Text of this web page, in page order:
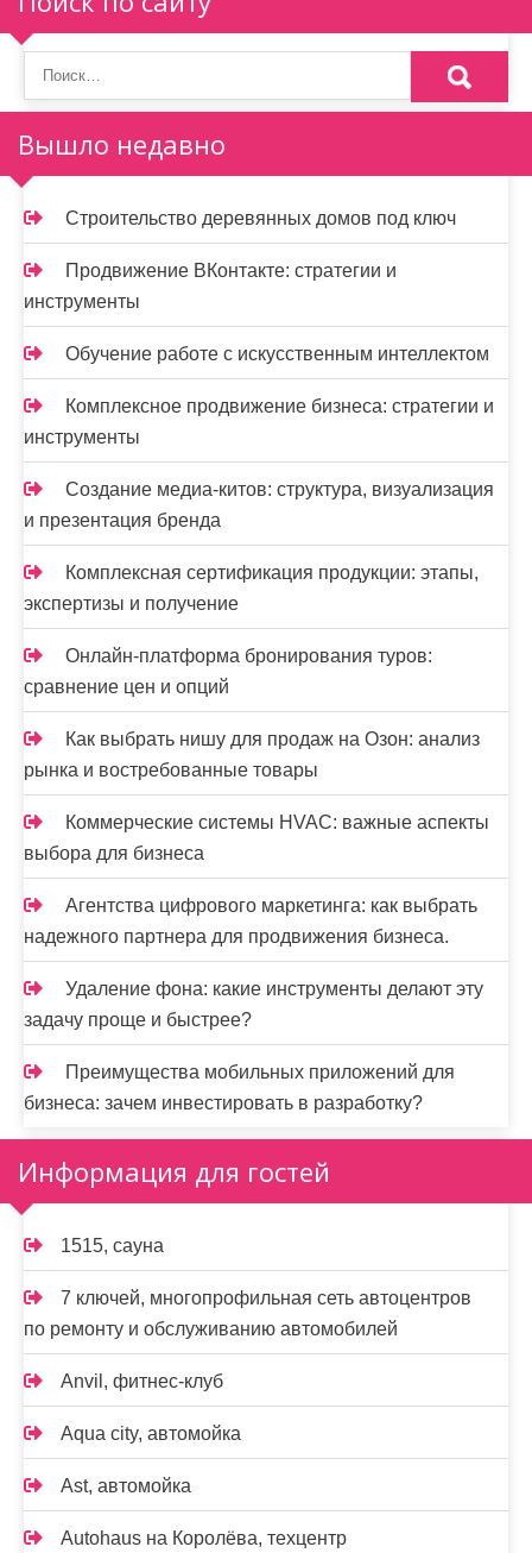
о
з
а
п
и
с
я
м
Вышло недавно
Строительство деревянных домов под ключ
Продвижение ВКонтакте: стратегии и
инструменты
Обучение работе с искусственным интеллектом
Комплексное продвижение бизнеса: стратегии и
инструменты
Создание медиа-китов: структура, визуализация
и презентация бренда
Комплексная сертификация продукции: этапы,
экспертизы и получение
Онлайн-платформа бронирования туров:
сравнение цен и опций
Как выбрать нишу для продаж на Озон: анализ
рынка и востребованные товары
Коммерческие системы HVAC: важные аспекты
выбора для бизнеса
Агентства цифрового маркетинга: как выбрать
надежного партнера для продвижения бизнеса.
Удаление фона: какие инструменты делают эту
задачу проще и быстрее?
Преимущества мобильных приложений для
бизнеса: зачем инвестировать в разработку?
Информация для гостей
1515, сауна
7 ключей, многопрофильная сеть автоцентров
по ремонту и обслуживанию автомобилей
Anvil, фитнес-клуб
Aqua city, автомойка
Ast, автомойка
Autohaus на Королёва, техцентр